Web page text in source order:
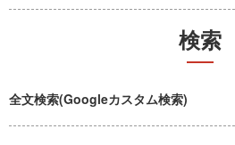
検索
全文検索(Googleカスタム検索)